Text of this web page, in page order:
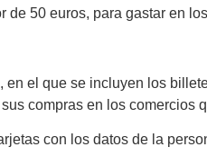
50 euros, para gastar en
el que se incluyen los
compras en los
con los datos de la